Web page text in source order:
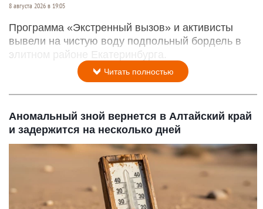
8 августа 2026 в 19:05
Программа «Экстренный вызов» и активисты
вывели на чистую воду подпольный бордель в
элитном районе Екатеринбурга.
Читать полностью
Аномальный зной вернется в Алтайский край
и задержится на несколько дней